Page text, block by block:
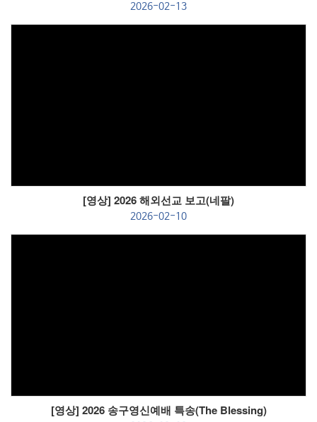
2026-02-13
[영상] 2026 해외선교 보고(네팔)
2026-02-10
[영상] 2026 송구영신예배 특송(The Blessing)